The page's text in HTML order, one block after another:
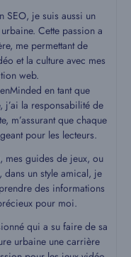
SEO, je suis aussi un
Cette passion a
me permettant de
et la culture avec mes
web.
en tant que
j’ai la responsabilité de
m’assurant que chaque
pour les lecteurs.
mes guides de jeux, ou
dans un style amical, je
des informations
pour moi.
qui a su faire de sa
urbaine une carrière